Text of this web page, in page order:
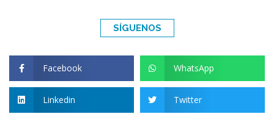
SÍGUENOS
Facebook WhatsApp
Linkedin Twitter